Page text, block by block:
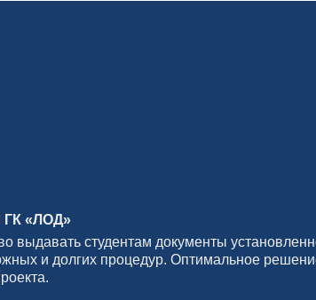
ГК «ЛОД»
выдавать студентам документы
и долгих процедур. Оптимальное